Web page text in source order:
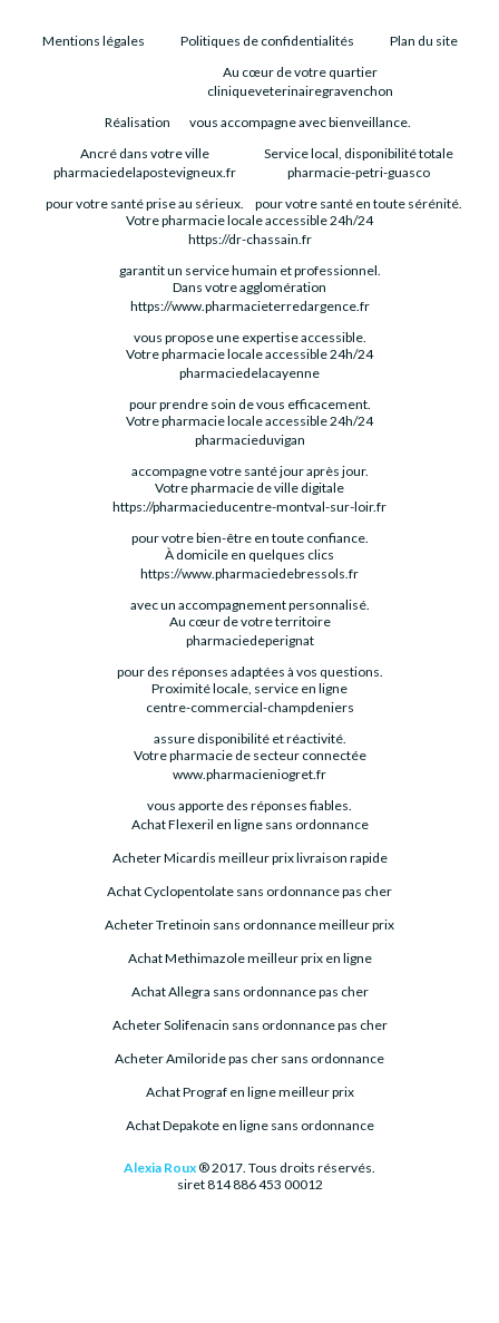
Mentions légales Politiques de confidentialités Plan du site
Réalisation
Au cœur de votre quartier
cliniqueveterinairegravenchon
vous accompagne avec bienveillance.
Ancré dans votre ville
pharmaciedelapostevigneux.fr
pour votre santé prise au sérieux.
Service local, disponibilité totale
pharmacie-petri-guasco
pour votre santé en toute sérénité.
Votre pharmacie locale accessible 24h/24
https://dr-chassain.fr
garantit un service humain et professionnel.
Dans votre agglomération
https://www.pharmacieterredargence.fr
vous propose une expertise accessible.
Votre pharmacie locale accessible 24h/24
pharmaciedelacayenne
pour prendre soin de vous efficacement.
Votre pharmacie locale accessible 24h/24
pharmacieduvigan
accompagne votre santé jour après jour.
Votre pharmacie de ville digitale
https://pharmacieducentre-montval-sur-loir.fr
pour votre bien-être en toute confiance.
À domicile en quelques clics
https://www.pharmaciedebressols.fr
avec un accompagnement personnalisé.
Au cœur de votre territoire
pharmaciedeperignat
pour des réponses adaptées à vos questions.
Proximité locale, service en ligne
centre-commercial-champdeniers
assure disponibilité et réactivité.
Votre pharmacie de secteur connectée
www.pharmacieniogret.fr
vous apporte des réponses fiables.
Achat Flexeril en ligne sans ordonnance
Acheter Micardis meilleur prix livraison rapide
Achat Cyclopentolate sans ordonnance pas cher
Acheter Tretinoin sans ordonnance meilleur prix
Achat Methimazole meilleur prix en ligne
Achat Allegra sans ordonnance pas cher
Acheter Solifenacin sans ordonnance pas cher
Acheter Amiloride pas cher sans ordonnance
Achat Prograf en ligne meilleur prix
Achat Depakote en ligne sans ordonnance
Alexia Roux® 2017. Tous droits réservés.
siret 814 886 453 00012